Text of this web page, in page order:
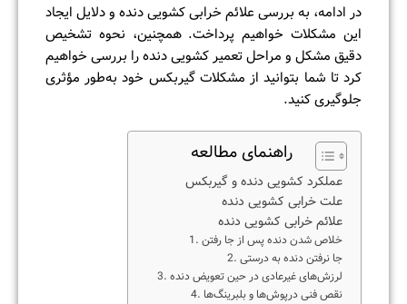
در ادامه، به بررسی علائم خرابی کشویی دنده و دلایل ایجاد
این مشکلات خواهیم پرداخت. همچنین، نحوه تشخیص
دقیق مشکل و مراحل تعمیر کشویی دنده را بررسی خواهیم
کرد تا شما بتوانید از مشکلات گیربکس خود به‌طور مؤثری
جلوگیری کنید.
راهنمای مطالعه
عملکرد کشویی دنده و گیربکس
علت خرابی کشویی دنده
علائم خرابی کشویی دنده
1. خلاص شدن دنده پس از جا رفتن
2. جا نرفتن دنده به درستی
3. لرزش‌های غیرعادی در حین تعویض دنده
4. نقص فنی درپوش‌ها و بلبرینگ‌ها